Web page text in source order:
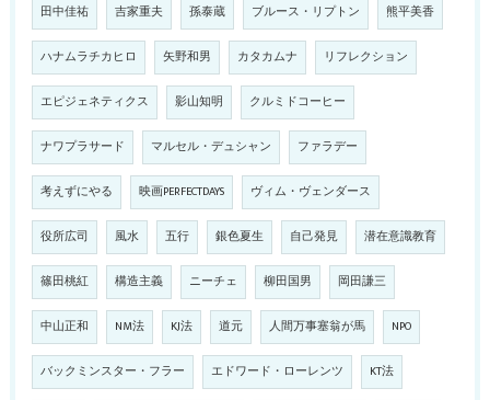
田中佳祐 吉家重夫 孫泰蔵 ブルース・リプトン 熊平美香
ハナムラチカヒロ 矢野和男 カタカムナ リフレクション
エピジェネティクス 影山知明 クルミドコーヒー
ナワプラサード マルセル・デュシャン ファラデー
考えずにやる 映画PERFECTDAYS ヴィム・ヴェンダース
役所広司 風水 五行 銀色夏生 自己発見 潜在意識教育
篠田桃紅 構造主義 ニーチェ 柳田国男 岡田謙三
中山正和 NM法 KJ法 道元 人間万事塞翁が馬 NPO
バックミンスター・フラー エドワード・ローレンツ KT法